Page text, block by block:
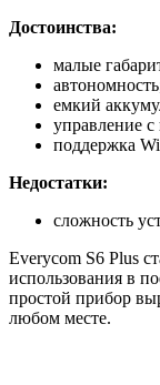
Достоинства:
малые
емкий
управление
поддержка
Недостатки:
сложность
Everycom S6 Plus
использования в
простой прибор
любом месте.